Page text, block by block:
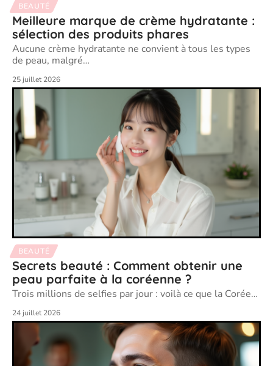
BEAUTÉ
Meilleure marque de crème hydratante :
sélection des produits phares
Aucune crème hydratante ne convient à tous les types
de peau, malgré…
25 juillet 2026
BEAUTÉ
Secrets beauté : Comment obtenir une
peau parfaite à la coréenne ?
Trois millions de selfies par jour : voilà ce que la Corée…
24 juillet 2026